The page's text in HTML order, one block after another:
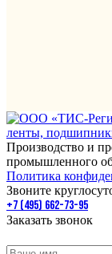
Производство и
промышленного
Политика
Звоните
+7 (495) 662-73-95
Заказать звонок